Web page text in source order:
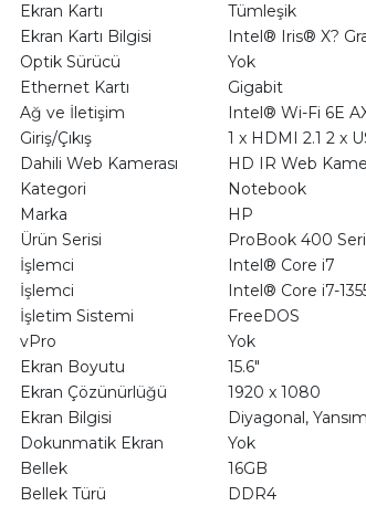
Ekran Kartı
Tümleşik
Ekran Kartı Bilgisi
Intel® Iris® X?
Optik Sürücü
Yok
Ethernet Kartı
Gigabit
Ağ ve İletişim
Intel® Wi-Fi 6E
Giriş/Çıkış
1 x HDMI 2.1 2 x
Dahili Web Kamerası
HD IR Web
Kategori
Notebook
Marka
HP
Ürün Serisi
ProBook 400
İşlemci
Intel® Core i7
İşlemci
Intel® Core i7-
İşletim Sistemi
FreeDOS
vPro
Yok
Ekran Boyutu
15.6"
Ekran Çözünürlüğü
1920 x 1080
Ekran Bilgisi
Diyagonal,
Dokunmatik Ekran
Yok
Bellek
16GB
Bellek Türü
DDR4